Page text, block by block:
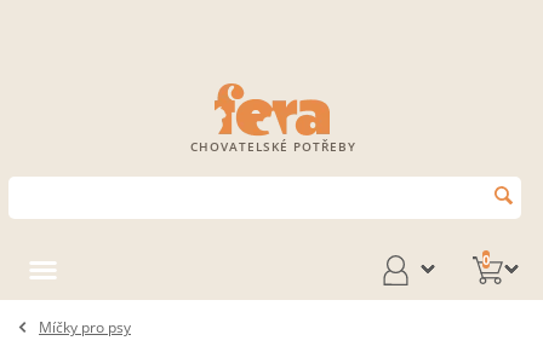
CHOVATELSKÉ POTŘEBY
0
Míčky pro psy